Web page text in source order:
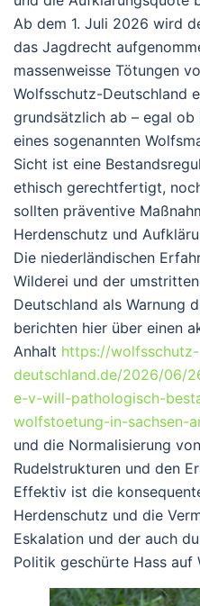
Ab dem 1. Juli 2026 wird
das Jagdrecht
massenweisse Tötungen
Wolfsschutz-Deutschland
grundsätzlich ab – egal ob
eines sogenannten
Sicht ist eine
ethisch gerechtfertigt,
sollten präventive
Herdenschutz und
Die niederländischen
Wilderei und der
Deutschland als Warnung
berichten hier über einen
Anhalt https://wolfsschutz-
deutschland.de/2026/06/
e-v-will-pathologisch-
wolfstoetung-in-sachsen-
und die Normalisierung
Rudelstrukturen und den
Effektiv ist die
Herdenschutz und die
Eskalation und der auch
Politik geschürte Hass auf